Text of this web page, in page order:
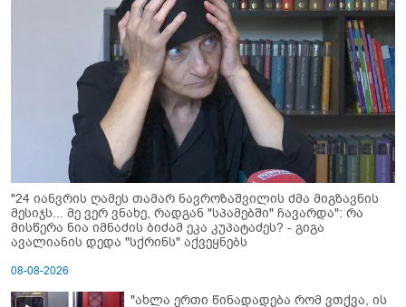
"24 იანვრის ღამეს თამარ ნავროზაშვილის ძმა მიგზავნის
მესიჯს... მე ვერ ვნახე, რადგან "სპამებში" ჩავარდა": რა
მისწერა ნია იმნაძის ბიძამ ეკა კუპატაძეს? - გიგა
ავალიანის დედა "სქრინს" აქვეყნებს
08-08-2026
"ახლა ერთი წინადადება რომ ვთქვა, ის